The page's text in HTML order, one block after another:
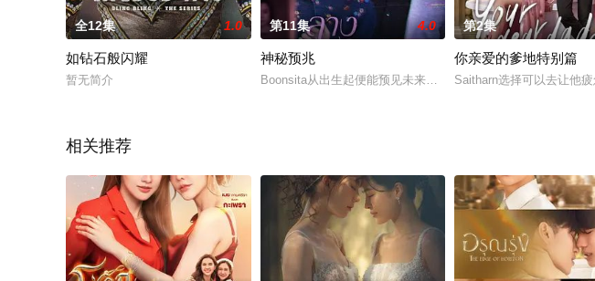
全12集 1.0
如钻石般闪耀
暂无简介
第11集 4.0
神秘预兆
Boonsita从出生起便能预见未来，然而遇见他的那一刻，她却
第2集
你亲爱的爹地特别篇
Saitharn选择可以去让他
相关推荐